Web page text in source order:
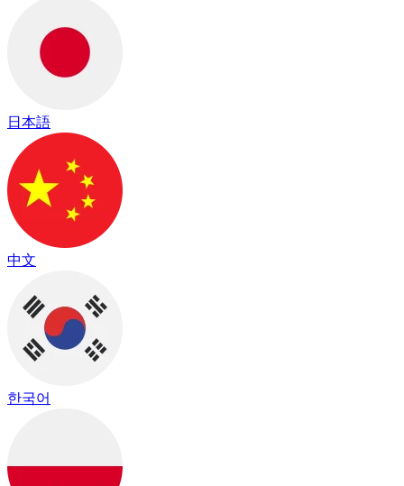
日本語
中文
한국어